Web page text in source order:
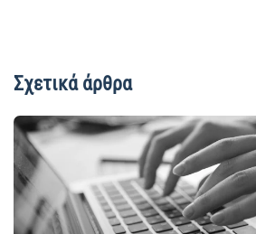
Σχετικά άρθρα